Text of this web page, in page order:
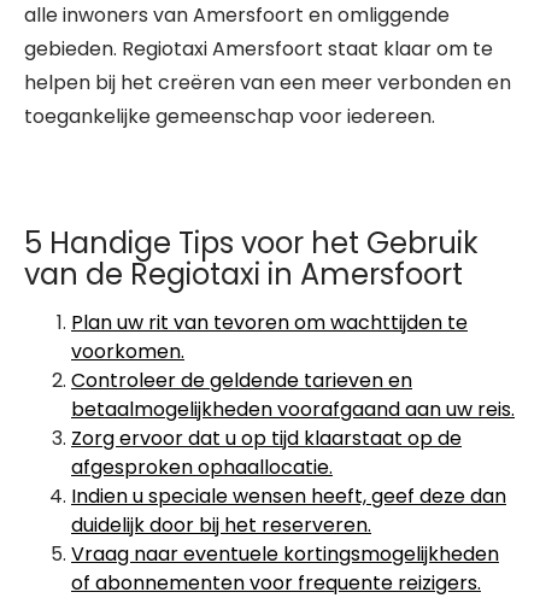
alle inwoners van Amersfoort en omliggende
gebieden. Regiotaxi Amersfoort staat klaar om te
helpen bij het creëren van een meer verbonden en
toegankelijke gemeenschap voor iedereen.
5 Handige Tips voor het Gebruik
van de Regiotaxi in Amersfoort
Plan uw rit van tevoren om wachttijden te
voorkomen.
Controleer de geldende tarieven en
betaalmogelijkheden voorafgaand aan uw reis.
Zorg ervoor dat u op tijd klaarstaat op de
afgesproken ophaallocatie.
Indien u speciale wensen heeft, geef deze dan
duidelijk door bij het reserveren.
Vraag naar eventuele kortingsmogelijkheden
of abonnementen voor frequente reizigers.